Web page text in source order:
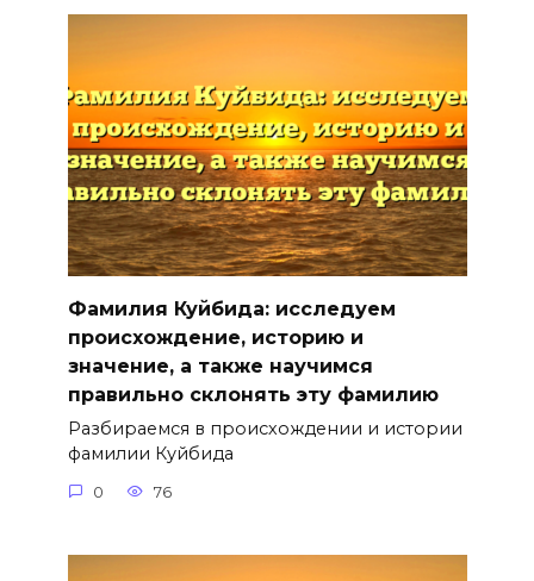
Фамилия Куйбида: исследуем
происхождение, историю и
значение, а также научимся
правильно склонять эту фамилию
Разбираемся в происхождении и истории
фамилии Куйбида
0 76